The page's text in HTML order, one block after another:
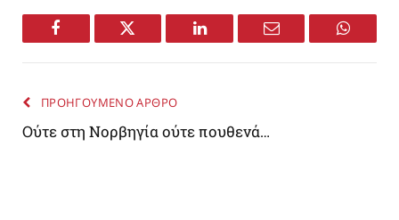
Facebook Twitter LinkedIn Email
ΠΡΟΗΓΟΥΜΕΝΟ ΑΡΘΡΟ
Ούτε στη Νορβηγία ούτε πουθενά…